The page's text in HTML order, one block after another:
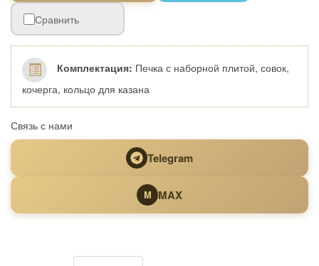
Сравнить
Комплектация: Печка с наборной плитой, совок,
кочерга, кольцо для казана
Связь с нами
Telegram
M MAX